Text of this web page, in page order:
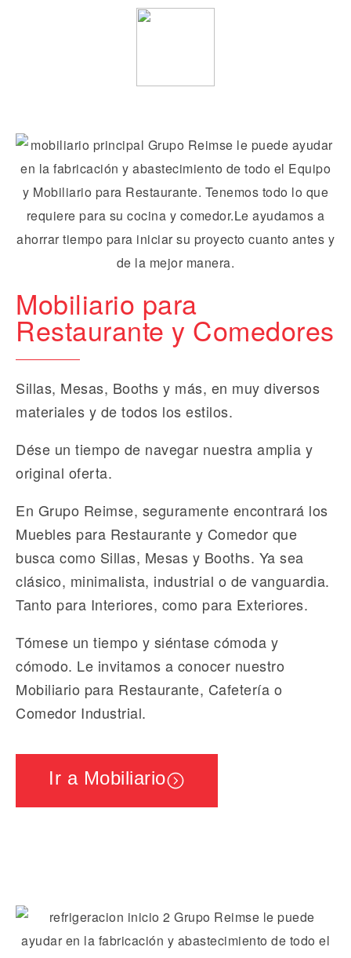
Mobiliario para
Restaurante y Comedores
Sillas, Mesas, Booths y más, en muy diversos
materiales y de todos los estilos.
Dése un tiempo de navegar nuestra amplia y
original oferta.
En Grupo Reimse, seguramente encontrará los
Muebles para Restaurante y Comedor que
busca como Sillas, Mesas y Booths. Ya sea
clásico, minimalista, industrial o de vanguardia.
Tanto para Interiores, como para Exteriores.
Tómese un tiempo y siéntase cómoda y
cómodo. Le invitamos a conocer nuestro
Mobiliario para Restaurante, Cafetería o
Comedor Industrial.
Ir a Mobiliario